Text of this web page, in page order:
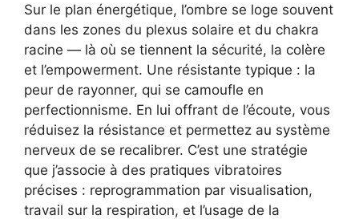
Sur le plan énergétique, l’ombre se loge souvent
dans les zones du plexus solaire et du chakra
racine — là où se tiennent la sécurité, la colère
et l’empowerment. Une résistante typique : la
peur de rayonner, qui se camoufle en
perfectionnisme. En lui offrant de l’écoute, vous
réduisez la résistance et permettez au système
nerveux de se recalibrer. C’est une stratégie
que j’associe à des pratiques vibratoires
précises : reprogrammation par visualisation,
travail sur la respiration, et l’usage de la